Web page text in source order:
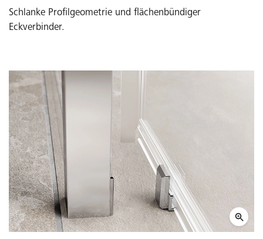
Schlanke Profilgeometrie und flächenbündiger
Eckverbinder.